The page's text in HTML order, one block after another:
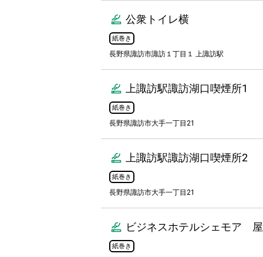
公衆トイレ横
紙巻き
長野県諏訪市諏訪１丁目１ 上諏訪駅
上諏訪駅諏訪湖口喫煙所1
紙巻き
長野県諏訪市大手一丁目21
上諏訪駅諏訪湖口喫煙所2
紙巻き
長野県諏訪市大手一丁目21
ビジネスホテルシェモア
紙巻き